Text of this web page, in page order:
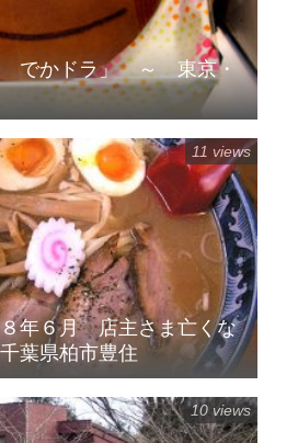
でかドラ」 ～ 東京・
８年６月 店主さま亡くな
葉県柏市豊住
11 views
10 views